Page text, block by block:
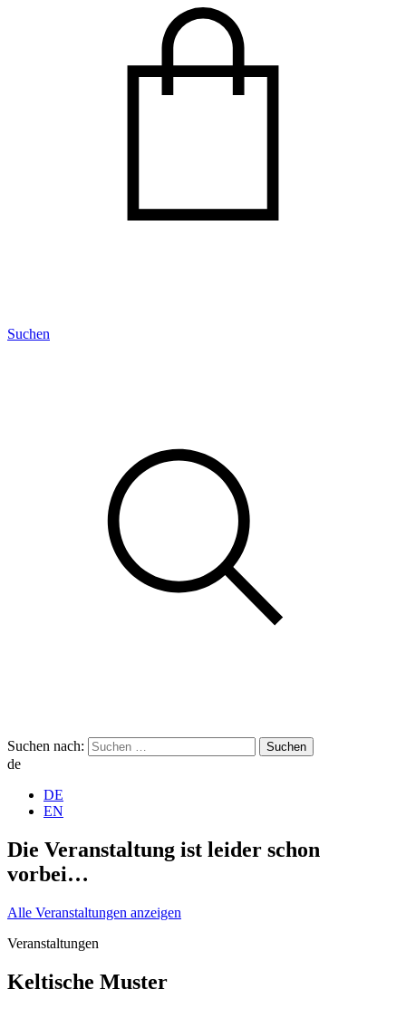
Suchen
Suchen nach:
de
DE
EN
Die Veranstaltung ist leider schon
vorbei…
Alle Veranstaltungen anzeigen
Veranstaltungen
Keltische Muster